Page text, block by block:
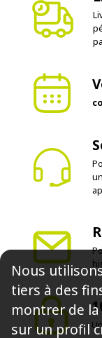
Nous
tiers à des
montrer de
sur un profil